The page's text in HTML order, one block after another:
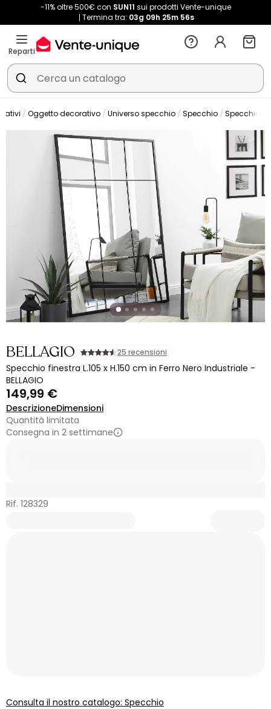
-11% oltre 500€ con SUN11 sui prodotti Vente-unique
Termina tra: 03g 09h 25m 55s
Reparti
Oggetto decorativo Universo specchio Specchio Specchio
BELLAGIO 25 recensioni
Specchio finestra L.105 x H.150 cm in Ferro Nero Industriale -
BELLAGIO
149,99 €
DescrizioneDimensioni
Quantità limitata
Consegna in 2 settimane
Rif. 128329
Consulta il nostro catalogo: Specchio